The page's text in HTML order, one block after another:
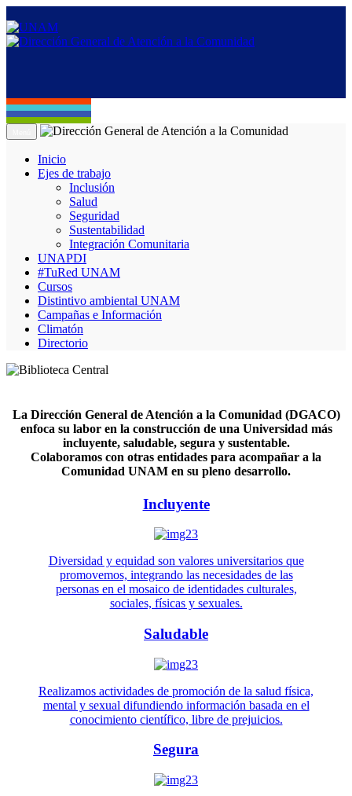
Inicio
Ejes de trabajo
Inclusión
Salud
Seguridad
Sustentabilidad
Integración Comunitaria
UNAPDI
#TuRed UNAM
Cursos
Distintivo ambiental UNAM
Campañas e Información
Climatón
Directorio
La Dirección General de Atención a la Comunidad (DGACO)
enfoca su labor en la construcción de una Universidad más
incluyente, saludable, segura y sustentable.
Colaboramos con otras entidades para acompañar a la
Comunidad UNAM en su pleno desarrollo.
Incluyente
Diversidad y equidad son valores universitarios que
promovemos, integrando las necesidades de las
personas en el mosaico de identidades culturales,
sociales, físicas y sexuales.
Saludable
Realizamos actividades de promoción de la salud física,
mental y sexual difundiendo información basada en el
conocimiento científico, libre de prejuicios.
Segura